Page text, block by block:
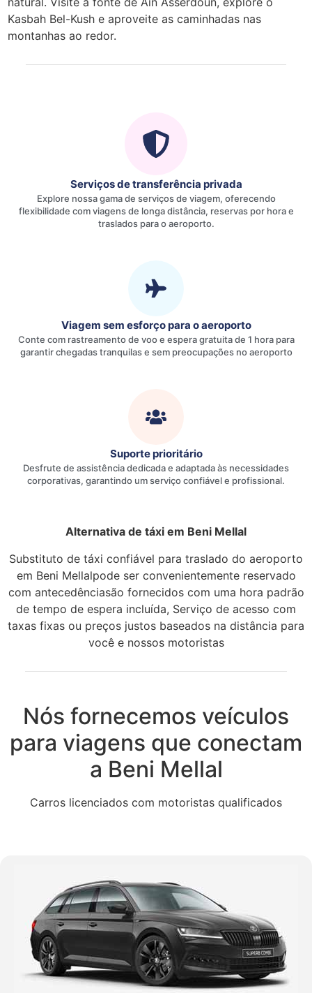
Kasbah Bel-Kush e aproveite as caminhadas nas
montanhas ao redor.
Serviços de transferência privada
Explore nossa gama de serviços de viagem, oferecendo
flexibilidade com viagens de longa distância, reservas por hora e
traslados para o aeroporto.
Viagem sem esforço para o aeroporto
Conte com rastreamento de voo e espera gratuita de 1 hora para
garantir chegadas tranquilas e sem preocupações no aeroporto
Suporte prioritário
Desfrute de assistência dedicada e adaptada às necessidades
corporativas, garantindo um serviço confiável e profissional.
Alternativa de táxi em Beni Mellal
Substituto de táxi confiável para traslado do aeroporto
em Beni Mellalpode ser convenientemente reservado
com antecedênciasão fornecidos com uma hora padrão
de tempo de espera incluída, Serviço de acesso com
taxas fixas ou preços justos baseados na distância para
você e nossos motoristas
Nós fornecemos veículos
para viagens que conectam
a Beni Mellal
Carros licenciados com motoristas qualificados